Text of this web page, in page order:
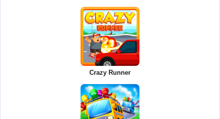
Crazy Runner